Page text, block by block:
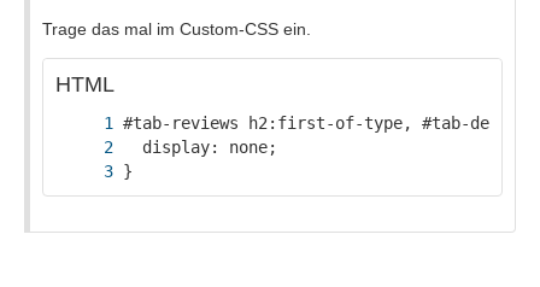
Trage das mal im Custom-CSS ein.
HTML
}